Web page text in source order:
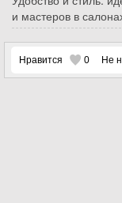
и мастеров в
Нравится 0 Не